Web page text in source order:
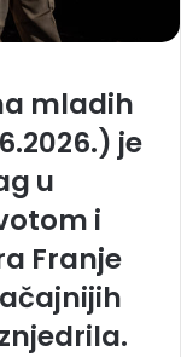
mladih
je
u
i
Franje